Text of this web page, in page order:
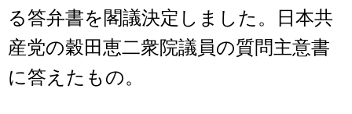
る答弁書を閣議決定しました。日本共
産党の穀田恵二衆院議員の質問主意書
に答えたもの。